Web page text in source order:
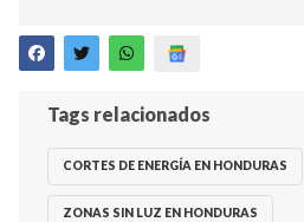
Tags relacionados
CORTES DE ENERGÍA EN HONDURAS
ZONAS SIN LUZ EN HONDURAS